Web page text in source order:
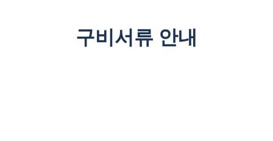
구비서류 안내